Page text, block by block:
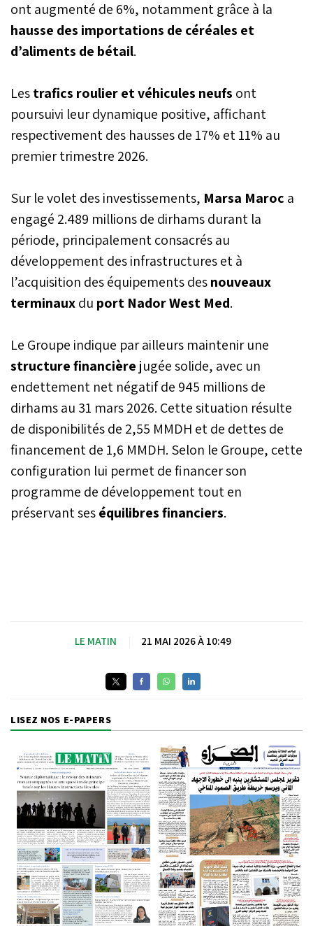
navires de plus grande
capacité, dans le cadre
d’un programme
ont augmenté de 6%, notamment grâce à la
hausse des importations de céréales et
d’aliments de bétail.
Lestrafics roulier et véhicules neufs ont
poursuivi leur dynamique positive, affichant
respectivement des hausses de 17% et 11% au
premier trimestre 2026.
Sur le volet des investissements, Marsa Maroc a
engagé 2.489 millions de dirhams durant la
période, principalement consacrés au
développement des infrastructures et à
l’acquisition des équipements desnouveaux
terminauxdu port Nador West Med.
Le Groupe indique par ailleurs maintenir une
structure financière jugée solide, avec un
endettement net négatif de 945 millions de
dirhams au 31 mars 2026. Cette situation résulte
de disponibilités de 2,55 MMDH et de dettes de
financement de 1,6 MMDH. Selon le Groupe, cette
configuration lui permet de financer son
programme de développement tout en
préservant seséquilibres financiers.
LE MATIN 21 MAI 2026 À 10:49
LISEZ NOS E-PAPERS